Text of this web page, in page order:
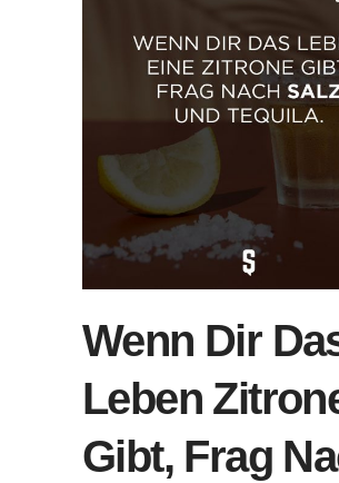
Wenn Dir
Leben
Gibt, Frag